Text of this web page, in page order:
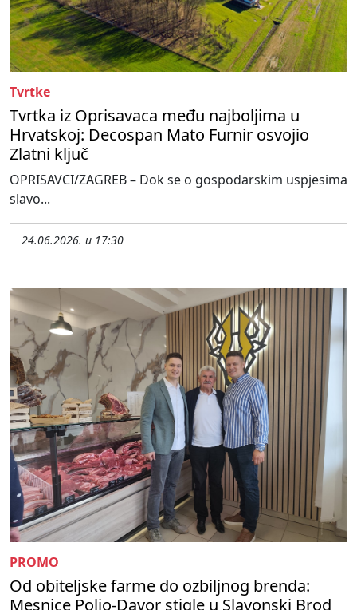
Tvrtke
Tvrtka iz Oprisavaca među najboljima u
Hrvatskoj: Decospan Mato Furnir osvojio
Zlatni ključ
OPRISAVCI/ZAGREB – Dok se o gospodarskim uspjesima
slavo...
24.06.2026. u 17:30
PROMO
Od obiteljske farme do ozbiljnog brenda:
Mesnice Poljo-Davor stigle u Slavonski Brod